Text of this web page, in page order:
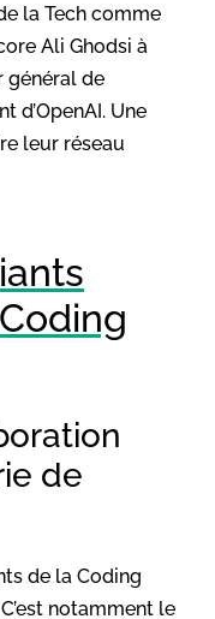
la Tech comme
Ali Ghodsi à
général de
d’OpenAI. Une
leur réseau
de
de la Coding
notamment le